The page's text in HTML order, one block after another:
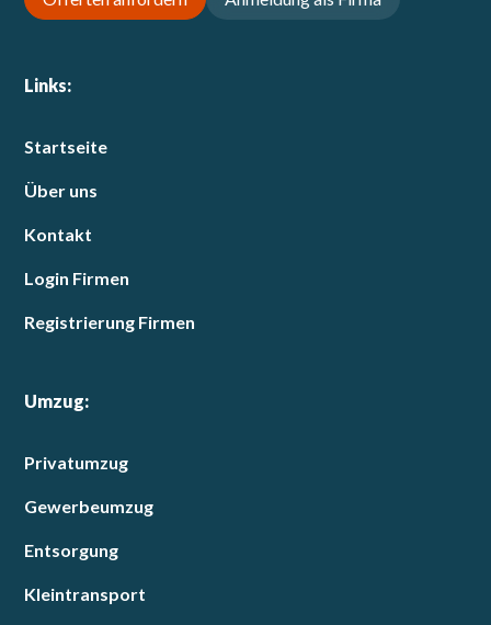
Links:
Startseite
Über uns
Kontakt
Login Firmen
Registrierung Firmen
Umzug:
Privatumzug
Gewerbeumzug
Entsorgung
Kleintransport